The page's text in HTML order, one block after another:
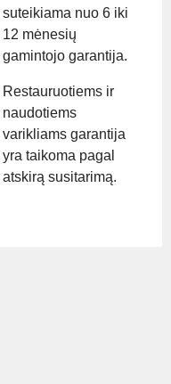
suteikiama nuo 6 iki
12 mėnesių
gamintojo garantija.
Restauruotiems ir
naudotiems
varikliams garantija
yra taikoma pagal
atskirą susitarimą.